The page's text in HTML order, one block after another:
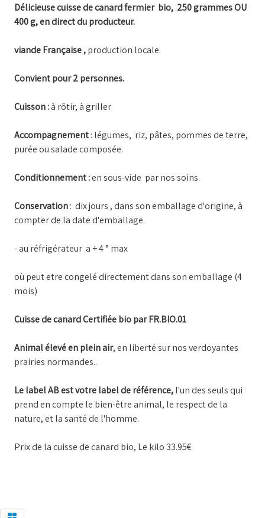
Délicieuse cuisse de canard fermier bio, 250 grammes OU
400 g, en direct du producteur.
viande Française ,production locale.
Convient pour 2 personnes.
Cuisson :à rôtir, à griller
Accompagnement: légumes, riz, pâtes, pommes de terre,
purée ou salade composée.
Conditionnement :en sous-vide par nos soins.
Conservation: dix jours , dans son emballage d'origine, à
compter de la date d'emballage.
- au réfrigérateur a + 4 ° max
où peut etre congelé directement dans son emballage (4
mois)
Cuisse de canard Certifiée bio par FR.BIO.01
Animal élevé en plein air, en liberté sur nos verdoyantes
prairies normandes..
Le label AB est votre label de référence,l'un des seuls qui
prend en compte le bien-être animal, le respect de la
nature, et la santé de l'homme.
Prix de la cuisse de canard bio, Le kilo 33.95€